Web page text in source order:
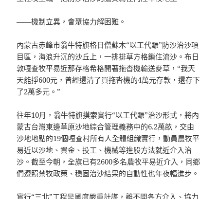
——機制立異，會聚協力解困難。
內蒙古赤峰市翁牛特旗格日僧蘇木“以工代賑”防沙治沙項
目區，海浪升沉的沙丘上，一排排草方格鎖住流沙。布日
敦嘎查牧平易近那存格希格開著拖沓機輸送麥草，“我天
天能掙600元，曾經還清了買拖沓機的4萬元存款，還存下
了2萬多元。”
往年10月，翁牛特旗摸索實行“以工代賑”治沙形式，將內
蒙古台灣東邊草原沙地綜合管理義務中的6.2萬畝，交由
沙地地點的19個嘎查村所有人全體組織實行，動員農牧平
易近以沙地、資金、投工、機械等進股方法就近介入治
沙。截至今朝，全旗已有2600多名農牧平易近介入，同鄉
們遵照禁牧政策、穩固治沙結果的自動性也年夜幅進步。
實行“三北”工程是國度嚴重計謀，離不開各方介入、協力